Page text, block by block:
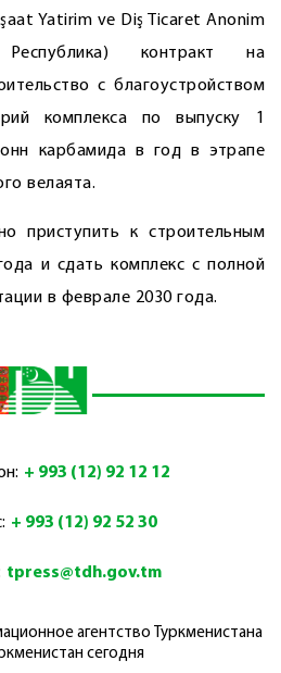
Yatirim ve Diş Tiсaret Anonim
контракт на
с благоустройством
комплекса по выпуску 1
карбамида в год в этрапе
велаята.
приступить к строительным
и сдать комплекс с полной
в феврале 2030 года.
+ 993 (12) 92 12 12
+ 993 (12) 92 52 30
tpress@tdh.gov.tm
агентство Туркменистана
сегодня